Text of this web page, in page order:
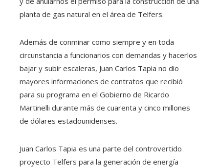
planta de gas natural en el área de Telfers.
Además de conminar como siempre y en toda
circunstancia a funcionarios con demandas y hacerlos
bajar y subir escaleras, Juan Carlos Tapia no dio
mayores informaciones de contratos que recibió
para su programa en el Gobierno de Ricardo
Martinelli durante más de cuarenta y cinco millones
de dólares estadounidenses.
Juan Carlos Tapia es una parte del controvertido
proyecto Telfers para la generación de energía